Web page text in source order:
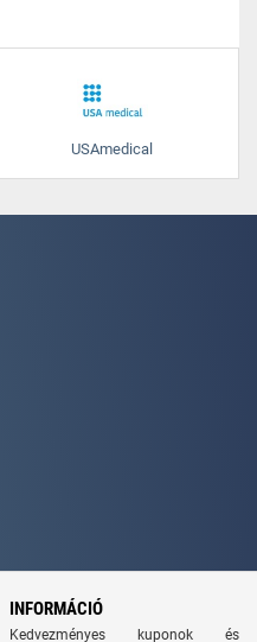
USAmedical
INFORMÁCIÓ
Kedvezményes kuponok és